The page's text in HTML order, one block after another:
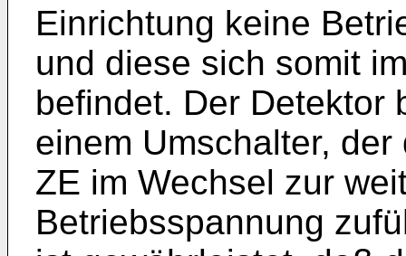
Einrichtung keine
und diese sich somit
befindet. Der Detektor
einem Umschalter,
ZE im Wechsel zur
Betriebsspannung